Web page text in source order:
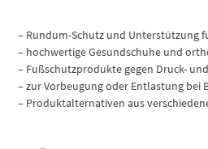
– Rundum-Schutz und Unterstützung
– hochwertige Gesundschuhe und
– Fußschutzprodukte gegen Druck-
– zur Vorbeugung oder Entlastung bei
– Produktalternativen aus